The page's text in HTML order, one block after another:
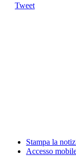
Tweet
Stampa la
Accesso